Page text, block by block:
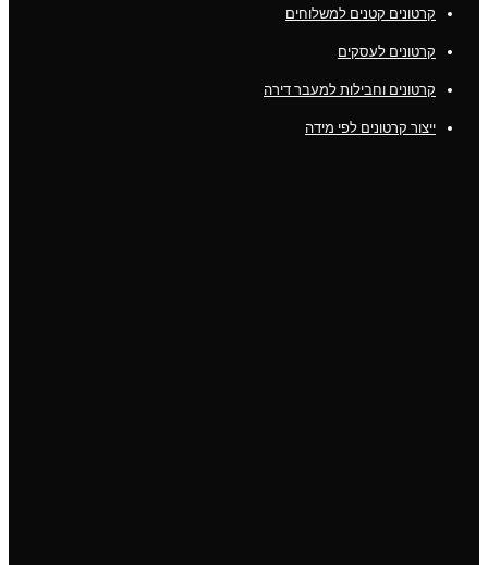
קרטונים קטנים למשלוחים
קרטונים לעסקים
קרטונים וחבילות למעבר דירה
ייצור קרטונים לפי מידה